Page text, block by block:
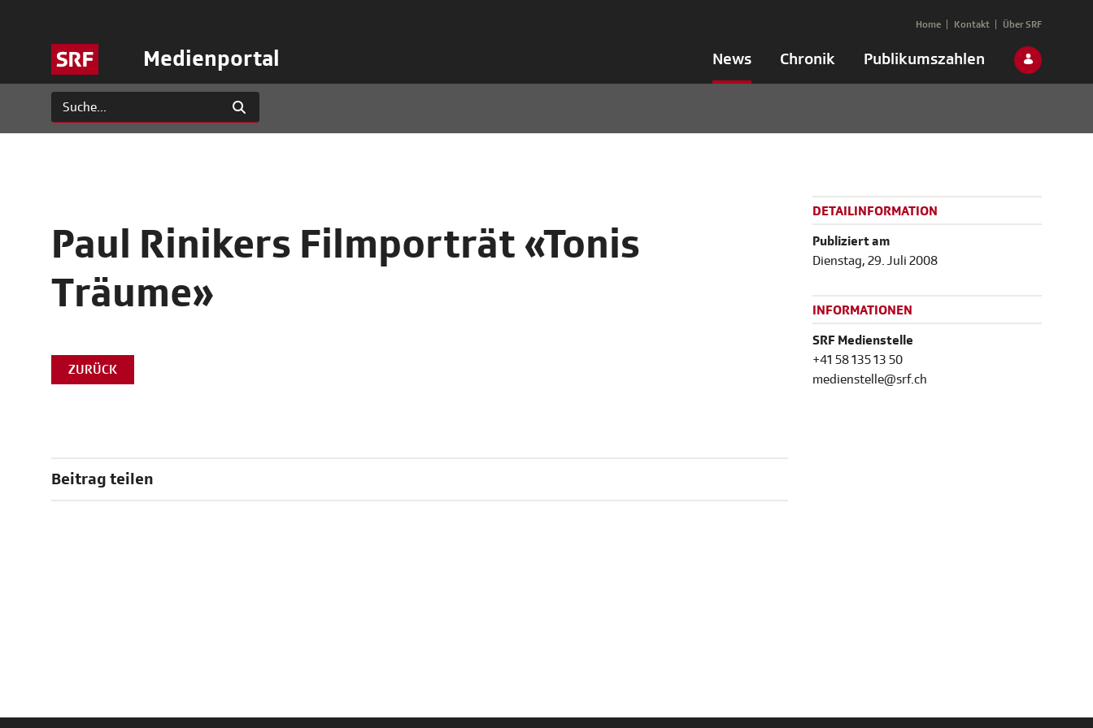
Medienportal News Chronik Publikumszahlen
Home Kontakt Über SRF
Paul Rinikers Filmporträt «Tonis
Träume»
ZURÜCK
Beitrag teilen
DETAILINFORMATION
Publiziert am
Dienstag, 29. Juli 2008
INFORMATIONEN
SRF Medienstelle
+41 58 135 13 50
medienstelle@srf.ch